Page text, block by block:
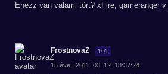
Ehezz van valami tört? xFire, gameranger
FrostnovaZ 101
15 éve | 2011. 03. 12. 18:37:24